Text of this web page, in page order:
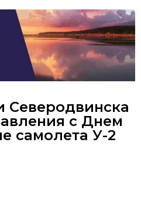
Северодвинска
с Днем
самолета У-2